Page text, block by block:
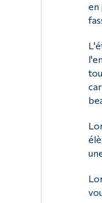
en